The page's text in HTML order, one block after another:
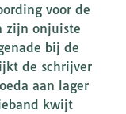
voor de
zijn onjuiste
bij de
de schrijver
aan lager
kwijt